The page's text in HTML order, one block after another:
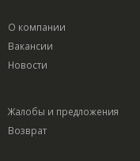
О компании
Вакансии
Новости
Жалобы и предложения
Возврат